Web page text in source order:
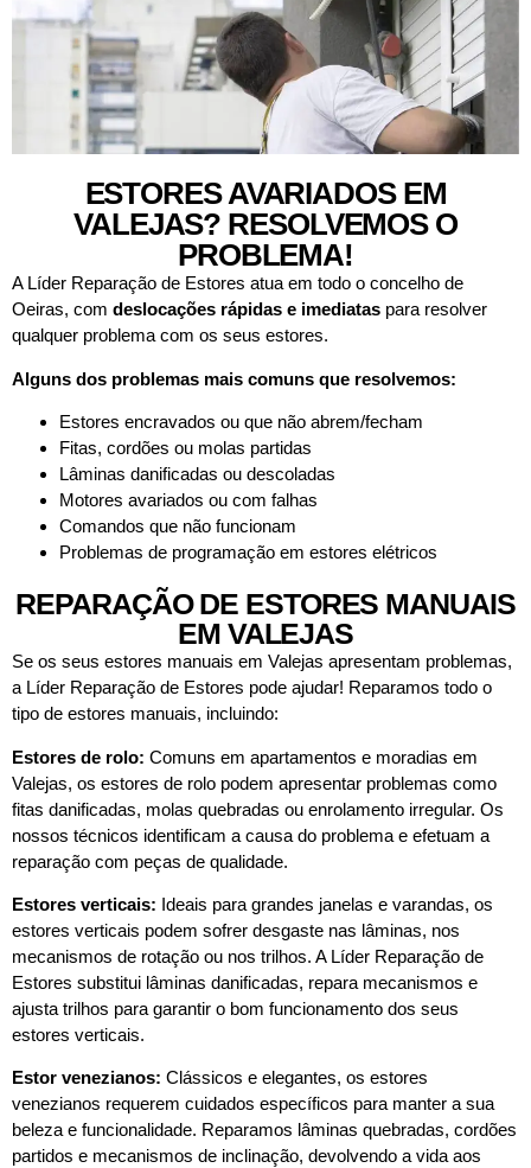
ESTORES AVARIADOS EM
VALEJAS? RESOLVEMOS O
PROBLEMA!
A Líder Reparação de Estores atua em todo o concelho de
Oeiras, com deslocações rápidas e imediatas para resolver
qualquer problema com os seus estores.
Alguns dos problemas mais comuns que resolvemos:
Estores encravados ou que não abrem/fecham
Fitas, cordões ou molas partidas
Lâminas danificadas ou descoladas
Motores avariados ou com falhas
Comandos que não funcionam
Problemas de programação em estores elétricos
REPARAÇÃO DE ESTORES MANUAIS
EM VALEJAS
Se os seus estores manuais em Valejas apresentam problemas,
a Líder Reparação de Estores pode ajudar! Reparamos todo o
tipo de estores manuais, incluindo:
Estores de rolo: Comuns em apartamentos e moradias em
Valejas, os estores de rolo podem apresentar problemas como
fitas danificadas, molas quebradas ou enrolamento irregular. Os
nossos técnicos identificam a causa do problema e efetuam a
reparação com peças de qualidade.
Estores verticais: Ideais para grandes janelas e varandas, os
estores verticais podem sofrer desgaste nas lâminas, nos
mecanismos de rotação ou nos trilhos. A Líder Reparação de
Estores substitui lâminas danificadas, repara mecanismos e
ajusta trilhos para garantir o bom funcionamento dos seus
estores verticais.
Estor venezianos: Clássicos e elegantes, os estores
venezianos requerem cuidados específicos para manter a sua
beleza e funcionalidade. Reparamos lâminas quebradas, cordões
partidos e mecanismos de inclinação, devolvendo a vida aos